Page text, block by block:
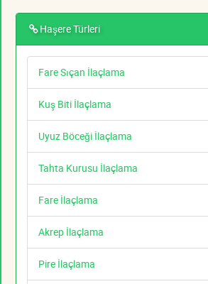
Haşere Türleri
Fare Sıçan İlaçlama
Kuş Biti İlaçlama
Uyuz Böceği İlaçlama
Tahta Kurusu İlaçlama
Fare İlaçlama
Akrep İlaçlama
Pire İlaçlama